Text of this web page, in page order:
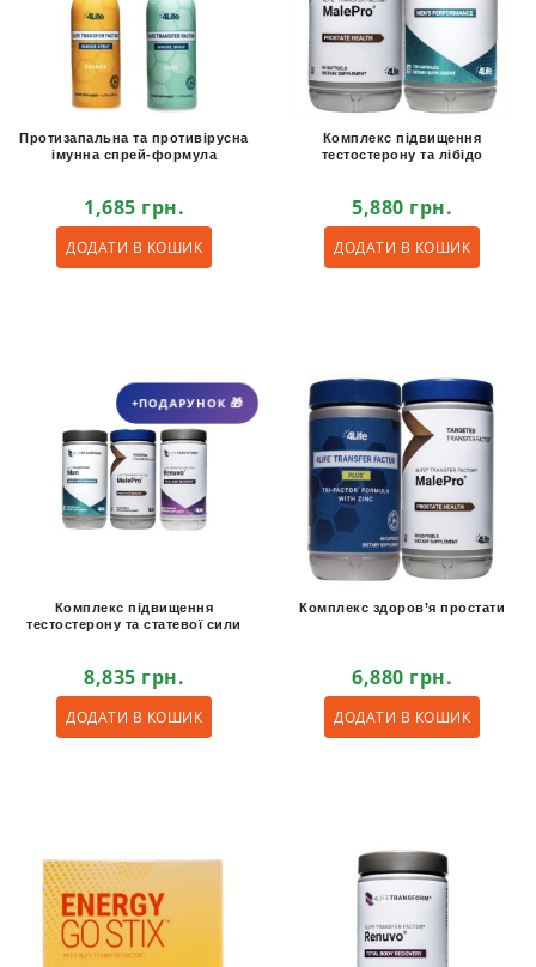
Протизапальна та противірусна
імунна спрей-формула
1,685 грн.
ДОДАТИ В КОШИК
Комплекс підвищення
тестостерону та лібідо
5,880 грн.
ДОДАТИ В КОШИК
+ПОДАРУНОК 🎁
Комплекс підвищення
тестостерону та статевої сили
8,835 грн.
ДОДАТИ В КОШИК
Комплекс здоров’я простати
6,880 грн.
ДОДАТИ В КОШИК